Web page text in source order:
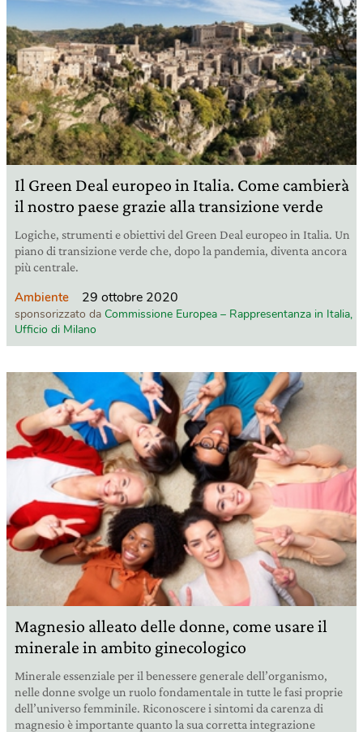
Il Green Deal europeo in Italia. Come cambierà
il nostro paese grazie alla transizione verde
Logiche, strumenti e obiettivi del Green Deal europeo in Italia. Un
piano di transizione verde che, dopo la pandemia, diventa ancora
più centrale.
Ambiente 29 ottobre 2020
sponsorizzato da Commissione Europea – Rappresentanza in Italia,
Ufficio di Milano
Magnesio alleato delle donne, come usare il
minerale in ambito ginecologico
Minerale essenziale per il benessere generale dell’organismo,
nelle donne svolge un ruolo fondamentale in tutte le fasi proprie
dell’universo femminile. Riconoscere i sintomi da carenza di
magnesio è importante quanto la sua corretta integrazione